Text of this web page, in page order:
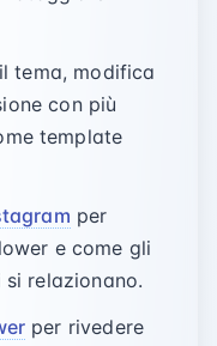
tema, modifica
con più
template
per
e come gli
relazionano.
per rivedere